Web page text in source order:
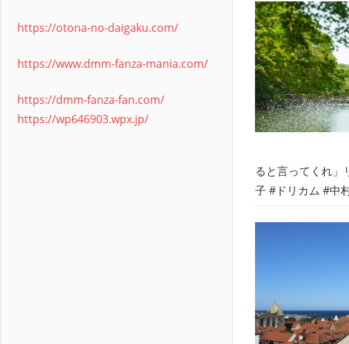
ると言ってくれ
子 #ドリカム #中
https://otona-no-daigaku.com/
https://www.dmm-fanza-mania.com/
https://dmm-fanza-fan.com/
https://wp646903.wpx.jp/